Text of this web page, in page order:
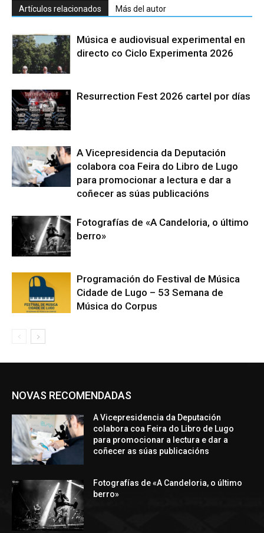
Artículos relacionados Más del autor
Música e audiovisual experimental en
directo co Ciclo Experimenta 2026
Resurrection Fest 2026 cartel por días
A Vicepresidencia da Deputación
colabora coa Feira do Libro de Lugo
para promocionar a lectura e dar a
coñecer as súas publicacións
Fotografías de «A Candeloria, o último
berro»
Programación do Festival de Música
Cidade de Lugo – 53 Semana de
Música do Corpus
NOVAS RECOMENDADAS
A Vicepresidencia da Deputación
colabora coa Feira do Libro de Lugo
para promocionar a lectura e dar a
coñecer as súas publicacións
Fotografías de «A Candeloria, o último
berro»